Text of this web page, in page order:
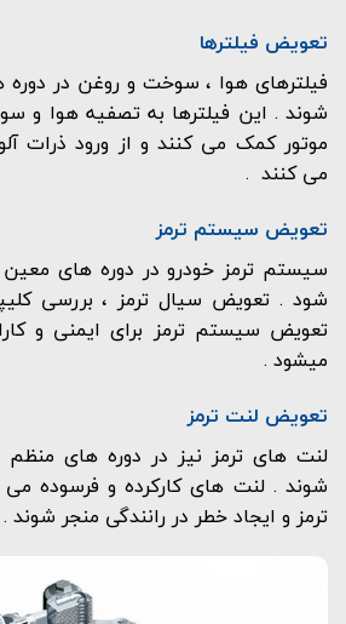
تعویض فیلترها
فیلترهای هوا ، سوخت و روغن در
شوند . این فیلترها به تصفیه هوا و
موتور کمک می کنند و از ورود ذرات
می کنند .
تعویض سیستم ترمز
سیستم ترمز خودرو در دوره های
شود . تعویض سیال ترمز ، بررسی
تعویض سیستم ترمز برای ایمنی و
میشود .
تعویض لنت ترمز
لنت های ترمز نیز در دوره های
شوند . لنت های کارکرده و فرسوده می
ترمز و ایجاد خطر در رانندگی منجر شوند .